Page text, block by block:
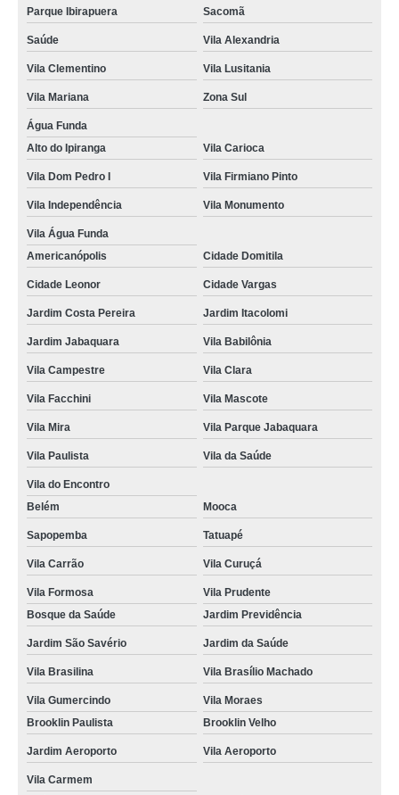
onde fazer curso mopp e carga indivisível online Mirandópolis
curso de transporte coletivo online preço Cidade Nova Heliópolis
curso online de cargas perigosas preço Taboão
curso de condutor de veículo de emergência online valor Bosque da Saúde
preço de curso transporte de emergência online Vila Marte
curso de transporte escolar online preço São João Clímaco
curso de transporte coletivo online valor Jardim Novo Mundo
onde fazer curso transporte de emergência online Vila Brasilina
curso de transporte escolar online valor Vila Formosa
onde fazer curso transporte de emergência online Glicério
curso de cargas perigosas online preço Vila Gumercindo
onde fazer curso de cargas perigosas online Jardim Sul
curso de mopp ead valor Aeroporto
curso online de transporte escolar valor Vila Alexandria
onde fazer curso de transporte coletivo online Cidade Nova Heliópolis
onde fazer curso de cargas perigosas online Diadema
curso online transporte de passageiros valor Jardim Itacolomi
curso mopp e carga indivisível online preço Consolação
preço de curso de condutor de veículo de emergência online Bela Vista
preço de curso online transporte de passageiros Chácara Inglesa
curso de condutor de veículo de emergência online valor Parque Imperial
curso mopp e carga indivisível online Jardim Vila Mariana
curso transporte de emergência online preço Vila Império
curso online de transporte de produtos perigosos valor Itaim Bibi
Parque Ibirapuera Sacomã
Saúde Vila Alexandria
Vila Clementino Vila Lusitania
Vila Mariana Zona Sul
Água Funda
Alto do Ipiranga
Vila Carioca
Vila Dom Pedro I Vila Firmiano Pinto
Vila Independência Vila Monumento
Vila Água Funda
Americanópolis
Cidade Domitila
Cidade Leonor Cidade Vargas
Jardim Costa Pereira Jardim Itacolomi
Jardim Jabaquara Vila Babilônia
Vila Campestre Vila Clara
Vila Facchini Vila Mascote
Vila Mira Vila Parque Jabaquara
Vila Paulista Vila da Saúde
Vila do Encontro
Belém
Mooca
Sapopemba Tatuapé
Vila Carrão Vila Curuçá
Vila Formosa
Vila Prudente
Bosque da Saúde
Jardim Previdência
Jardim São Savério Jardim da Saúde
Vila Brasilina Vila Brasílio Machado
Vila Gumercindo
Vila Moraes
Brooklin Paulista
Brooklin Velho
Jardim Aeroporto Vila Aeroporto
Vila Carmem